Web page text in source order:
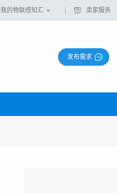
我的物联感知汇 卖家服务
发布需求